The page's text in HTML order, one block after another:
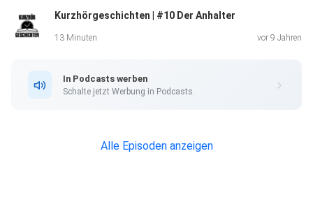
Kurzhörgeschichten | #10 Der Anhalter
13 Minuten vor 9 Jahren
In Podcasts werben
Schalte jetzt Werbung in Podcasts.
Alle Episoden anzeigen